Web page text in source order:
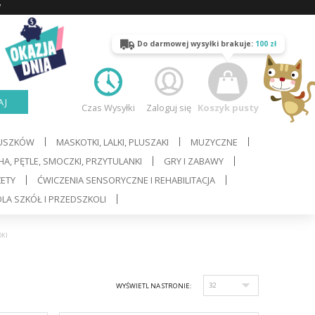
Zaloguj się
Do darmowej wysyłki brakuje: 100 zł
Koszyk pusty
Czas Wysyłki
MASKOTKI, LALKI, PLUSZAKI
MUZYCZNE
PĘTLE, SMOCZKI, PRZYTULANKI
GRY I ZABAWY
ĆWICZENIA SENSORYCZNE I REHABILITACJA
SZKÓŁ I PRZEDSZKOLI
WYŚWIETL NA STRONIE: